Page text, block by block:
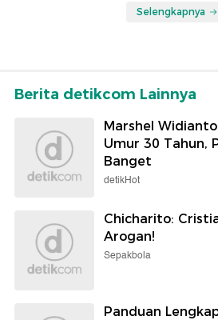
Selengkapnya
Berita detikcom Lainnya
Marshel
Umur 30 Tahun,
Banget
detikHot
Chicharito:
Arogan!
Sepakbola
Panduan